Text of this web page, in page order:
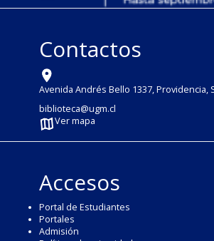
Contactos
Avenida Andrés Bello 1337, Providencia,
biblioteca@ugm.cl
Ver mapa
Accesos
Portal de Estudiantes
Portales
Admisión